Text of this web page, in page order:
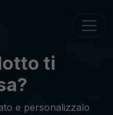
ti
e personalizzalo